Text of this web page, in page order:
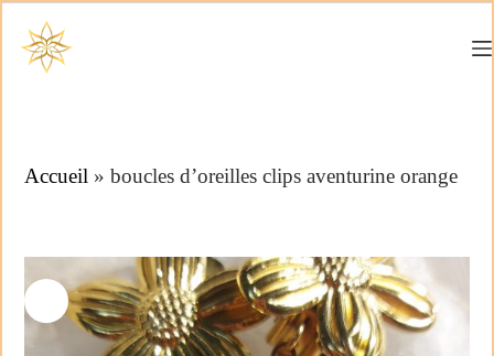
Accueil » boucles d’oreilles clips aventurine orange